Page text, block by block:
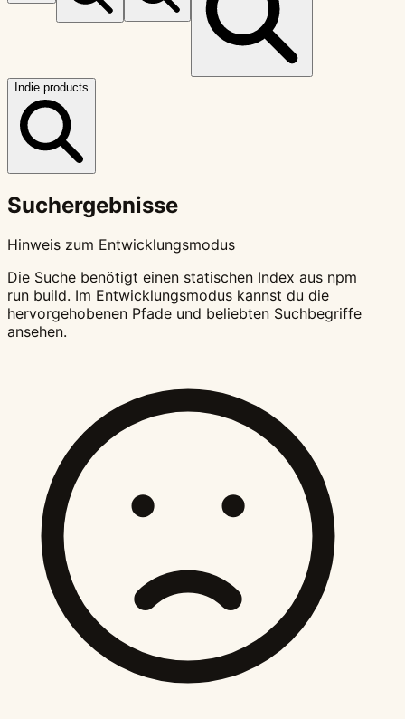
Indie products
Suchergebnisse
Hinweis zum Entwicklungsmodus
Die Suche benötigt einen statischen Index aus npm
run build. Im Entwicklungsmodus kannst du die
hervorgehobenen Pfade und beliebten Suchbegriffe
ansehen.